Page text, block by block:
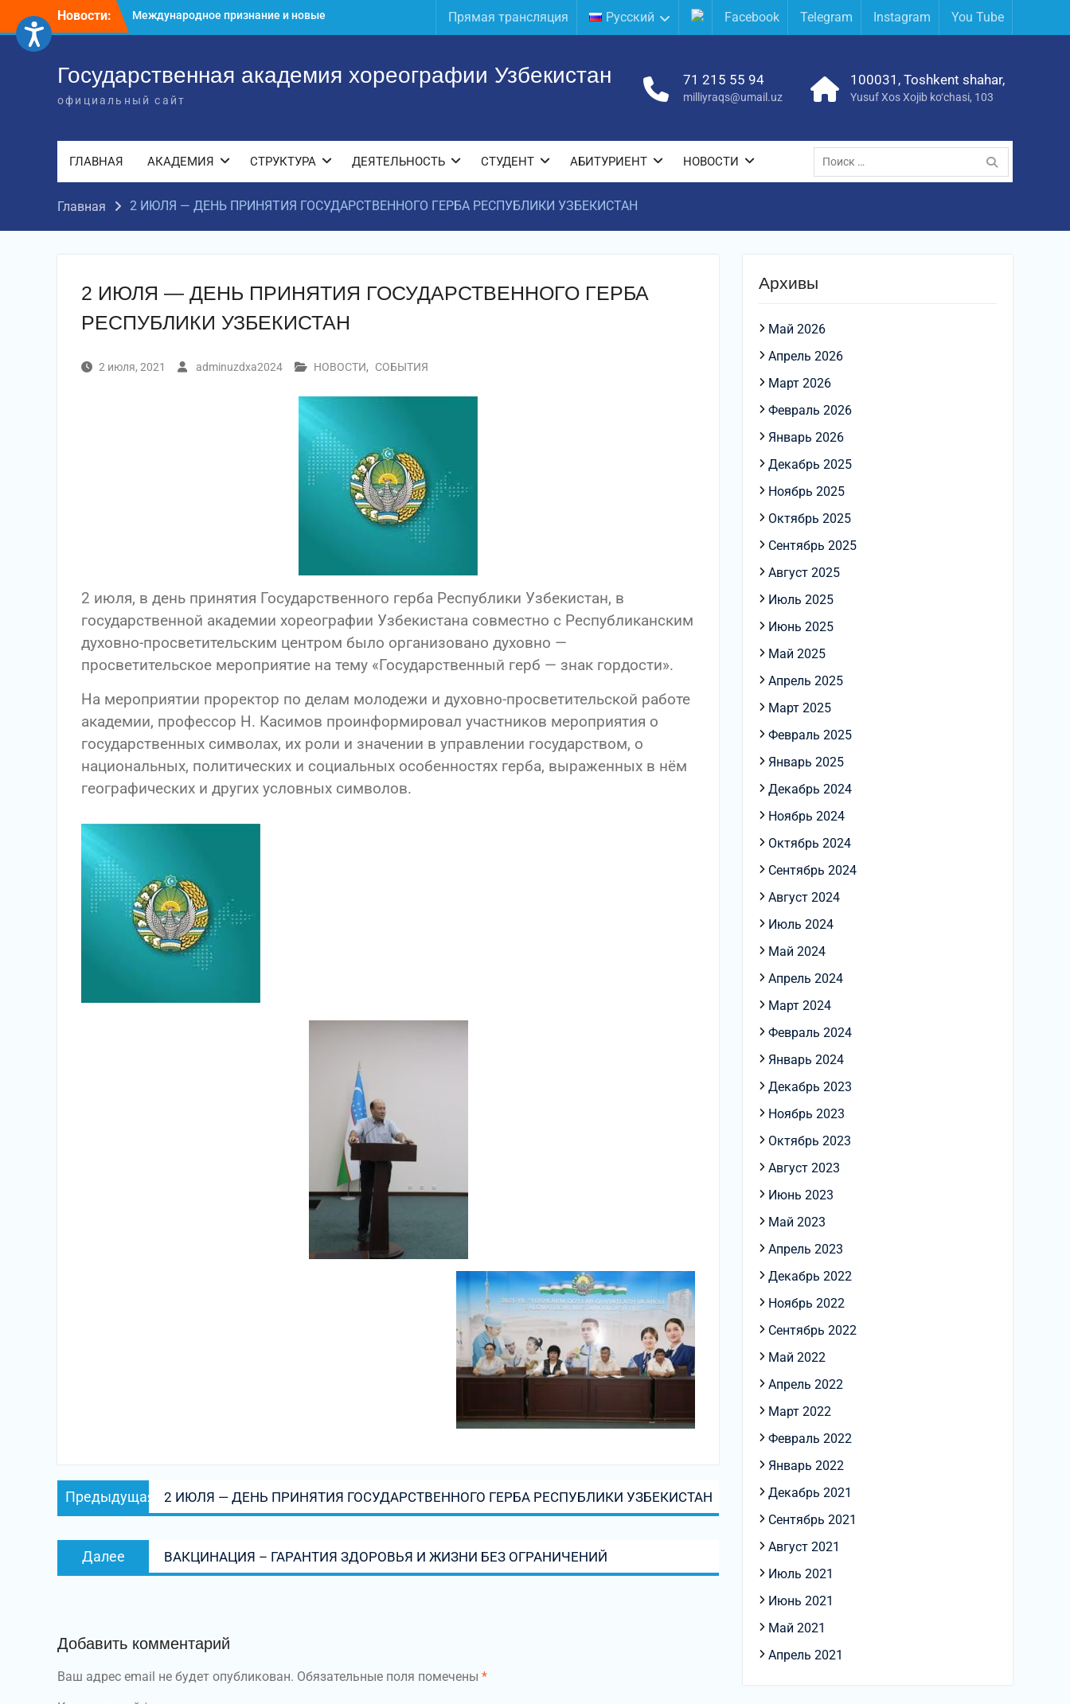
содержимому
Новости:
Международное признание и новые
достижения молодых хореографов!
Прямая трансляция Русский Facebook Telegram Instagram You Tube
Государственная академия хореографии Узбекистан
официальный сайт
71 215 55 94
milliyraqs@umail.uz
100031, Toshkent shahar,
Yusuf Xos Xojib ko‘chasi, 103
ГЛАВНАЯ АКАДЕМИЯ СТРУКТУРА ДЕЯТЕЛЬНОСТЬ СТУДЕНТ АБИТУРИЕНТ НОВОСТИ
Поиск
по:
Главная 2 ИЮЛЯ — ДЕНЬ ПРИНЯТИЯ ГОСУДАРСТВЕННОГО ГЕРБА РЕСПУБЛИКИ УЗБЕКИСТАН
2 ИЮЛЯ — ДЕНЬ ПРИНЯТИЯ ГОСУДАРСТВЕННОГО ГЕРБА
РЕСПУБЛИКИ УЗБЕКИСТАН
2 июля, 2021 adminuzdxa2024 НОВОСТИ, СОБЫТИЯ
2 июля, в день принятия Государственного герба Республики Узбекистан, в
государственной академии хореографии Узбекистана совместно с Республиканским
духовно-просветительским центром было организовано духовно —
просветительское мероприятие на тему «Государственный герб — знак гордости».
На мероприятии проректор по делам молодежи и духовно-просветительской работе
академии, профессор Н. Касимов проинформировал участников мероприятия о
государственных символах, их роли и значении в управлении государством, о
национальных, политических и социальных особенностях герба, выраженных в нём
географических и других условных символов.
Навигация
по
Предыдущая
запись:
2 ИЮЛЯ — ДЕНЬ ПРИНЯТИЯ ГОСУДАРСТВЕННОГО ГЕРБА РЕСПУБЛИКИ УЗБЕКИСТАН
Далее
запись:
ВАКЦИНАЦИЯ – ГАРАНТИЯ ЗДОРОВЬЯ И ЖИЗНИ БЕЗ ОГРАНИЧЕНИЙ
Добавить комментарий
Ваш адрес email не будет опубликован. Обязательные поля помечены *
Архивы
Май 2026
Апрель 2026
Март 2026
Февраль 2026
Январь 2026
Декабрь 2025
Ноябрь 2025
Октябрь 2025
Сентябрь 2025
Август 2025
Июль 2025
Июнь 2025
Май 2025
Апрель 2025
Март 2025
Февраль 2025
Январь 2025
Декабрь 2024
Ноябрь 2024
Октябрь 2024
Сентябрь 2024
Август 2024
Июль 2024
Май 2024
Апрель 2024
Март 2024
Февраль 2024
Январь 2024
Декабрь 2023
Ноябрь 2023
Октябрь 2023
Август 2023
Июнь 2023
Май 2023
Апрель 2023
Декабрь 2022
Ноябрь 2022
Сентябрь 2022
Май 2022
Апрель 2022
Март 2022
Февраль 2022
Январь 2022
Декабрь 2021
Сентябрь 2021
Август 2021
Июль 2021
Июнь 2021
Май 2021
Апрель 2021